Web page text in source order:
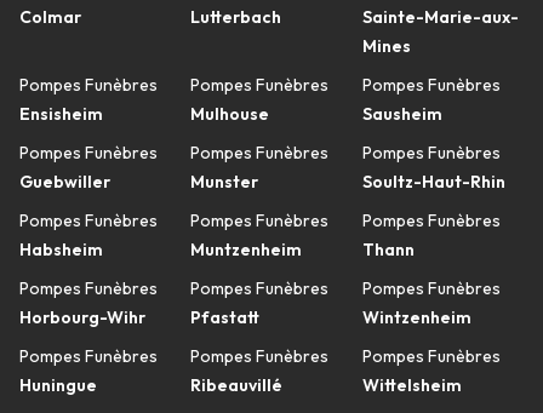
Colmar
Pompes Funèbres
Ensisheim
Pompes Funèbres
Guebwiller
Pompes Funèbres
Habsheim
Pompes Funèbres
Horbourg-Wihr
Pompes Funèbres
Huningue
Lutterbach
Pompes Funèbres
Mulhouse
Pompes Funèbres
Munster
Pompes Funèbres
Muntzenheim
Pompes Funèbres
Pfastatt
Pompes Funèbres
Ribeauvillé
Sainte-Marie-aux-
Mines
Pompes Funèbres
Sausheim
Pompes Funèbres
Soultz-Haut-Rhin
Pompes Funèbres
Thann
Pompes Funèbres
Wintzenheim
Pompes Funèbres
Wittelsheim